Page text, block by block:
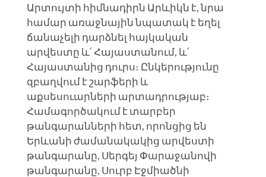
Արտույտի հիմնադիրն Արևիկն է, նրա
համար առաջնային նպատակ է եղել
ճանաչելի դարձնել հայկական
արվեստը և՛ Հայաստանում, և՛
Հայաստանից դուրս։ Ընկերությունը
զբաղվում է շարֆերի և
աքսեսուարների արտադրությաբ։
Համագործակում է տարբեր
թանգարանների հետ, որոնցից են
Երևանի ժամանակակից արվեստի
թանգարանը, Սերգեյ Փարաջանովի
թանգարանը, Սուրբ Էջմիածնի